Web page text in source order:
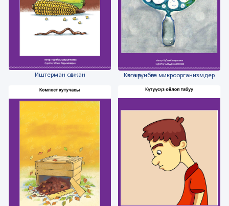
Иштерман сөөлжан Көзгө көрүнбөгөн микроорганизмдер